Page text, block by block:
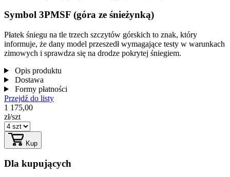
Symbol 3PMSF (góra ze śnieżynką)
Płatek śniegu na tle trzech szczytów górskich to znak, który
informuje, że dany model przeszedł wymagające testy w warunkach
zimowych i sprawdza się na drodze pokrytej śniegiem.
Opis produktu
Dostawa
Formy płatności
Przejdź do listy
1 175,00
zł/szt
Kup
Dla kupujących